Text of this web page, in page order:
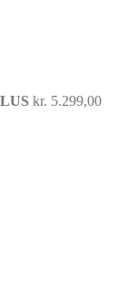
kr. 5.299,00